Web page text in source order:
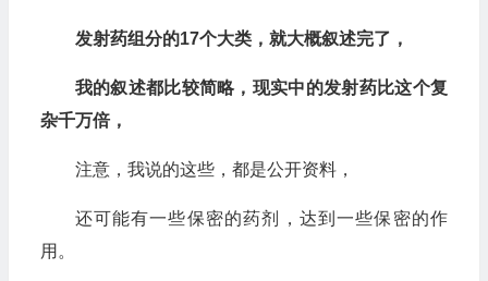
发射药组分的17个大类，就大概叙述完了，
我的叙述都比较简略，现实中的发射药比这个复
杂千万倍，
注意，我说的这些，都是公开资料，
还可能有一些保密的药剂，达到一些保密的作
用。